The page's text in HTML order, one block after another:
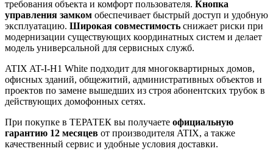
требования объекта и комфорт пользователя. Кнопка
управления замком обеспечивает быстрый доступ и удобную
эксплуатацию. Широкая совместимость снижает риски при
модернизации существующих координатных систем и делает
модель универсальной для сервисных служб.
ATIX AT-I-H1 White подходит для многоквартирных домов,
офисных зданий, общежитий, административных объектов и
проектов по замене вышедших из строя абонентских трубок в
действующих домофонных сетях.
При покупке в ТЕРАТЕК вы получаете официальную
гарантию 12 месяцев от производителя ATIX, а также
качественный сервис и удобные условия доставки.